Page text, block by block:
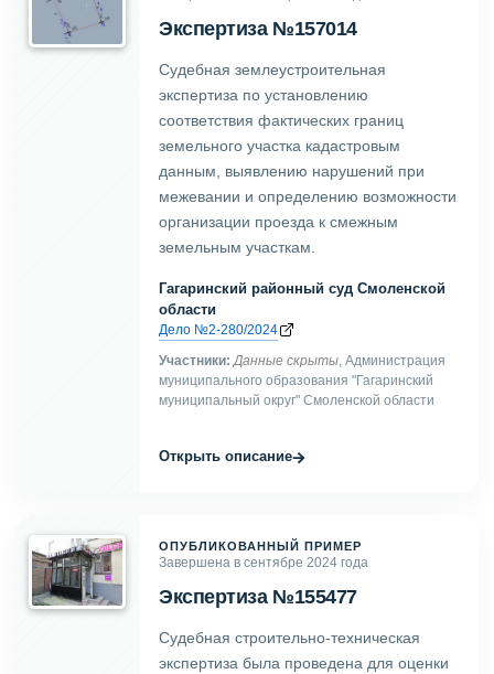
Экспертиза №157014
Судебная землеустроительная
экспертиза по установлению
соответствия фактических границ
земельного участка кадастровым
данным, выявлению нарушений при
межевании и определению возможности
организации проезда к смежным
земельным участкам.
Гагаринский районный суд Смоленской
области
Дело №2-280/2024
Участники: Данные скрыты , Администрация
муниципального образования "Гагаринский
муниципальный округ" Смоленской области
Открыть описание→
ОПУБЛИКОВАННЫЙ ПРИМЕР
Завершена в сентябре 2024 года
Экспертиза №155477
Судебная строительно-техническая
экспертиза была проведена для оценки